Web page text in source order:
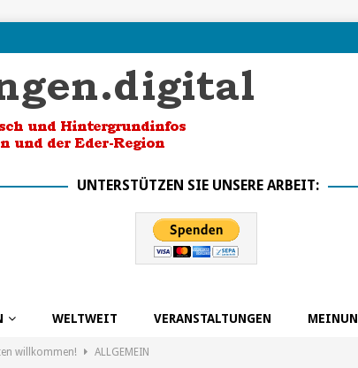
UNTERSTÜTZEN SIE UNSERE ARBEIT:
WELTWEIT VERANSTALTUNGEN
willkommen! ALLGEMEIN